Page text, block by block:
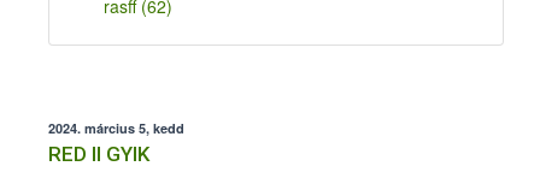
rasff (62)
2024. március 5, kedd
RED II GYIK